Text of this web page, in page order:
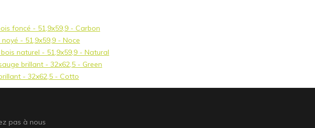
foncé - 51,9x59,9 - Carbon
- 51,9x59,9 - Noce
naturel - 51,9x59,9 - Natural
brillant - 32x62,5 - Green
- 32x62,5 - Cotto
pas à nous